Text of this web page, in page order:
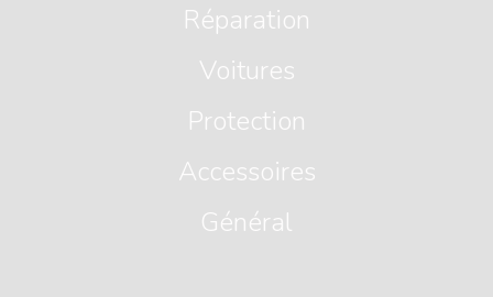
Réparation
Voitures
Protection
Accessoires
Général